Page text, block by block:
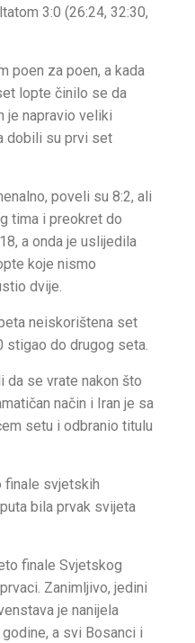
3:0 (26:24, 32:30,
poen za poen, a kada
lopte činilo se da
je napravio veliki
dobili su prvi set
poveli su 8:2, ali
tima i preokret do
a onda je uslijedila
koje nismo
dvije.
neiskorištena set
stigao do drugog seta.
da se vrate nakon što
način i Iran je sa
setu i odbranio titulu
finale svjetskih
bila prvak svijeta
finale Svjetskog
Zanimljivo, jedini
je nanijela
a svi Bosanci i